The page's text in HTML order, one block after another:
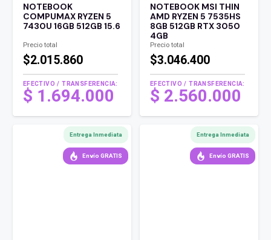
NOTEBOOK
COMPUMAX RYZEN 5
7430U 16GB 512GB 15.6
Precio total
$2.015.860
EFECTIVO / TRANSFERENCIA:
$ 1.694.000
NOTEBOOK MSI THIN
AMD RYZEN 5 7535HS
8GB 512GB RTX 3050
4GB
Precio total
$3.046.400
EFECTIVO / TRANSFERENCIA:
$ 2.560.000
Entrega Inmediata
Envío GRATIS
Entrega Inmediata
Envío GRATIS